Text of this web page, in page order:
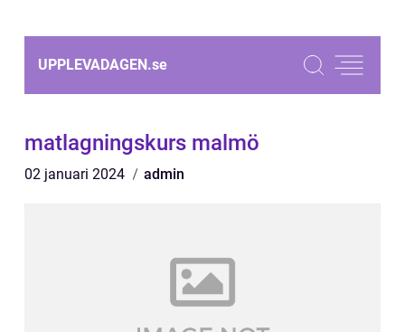
UPPLEVADAGEN.se
matlagningskurs malmö
02 januari 2024 admin